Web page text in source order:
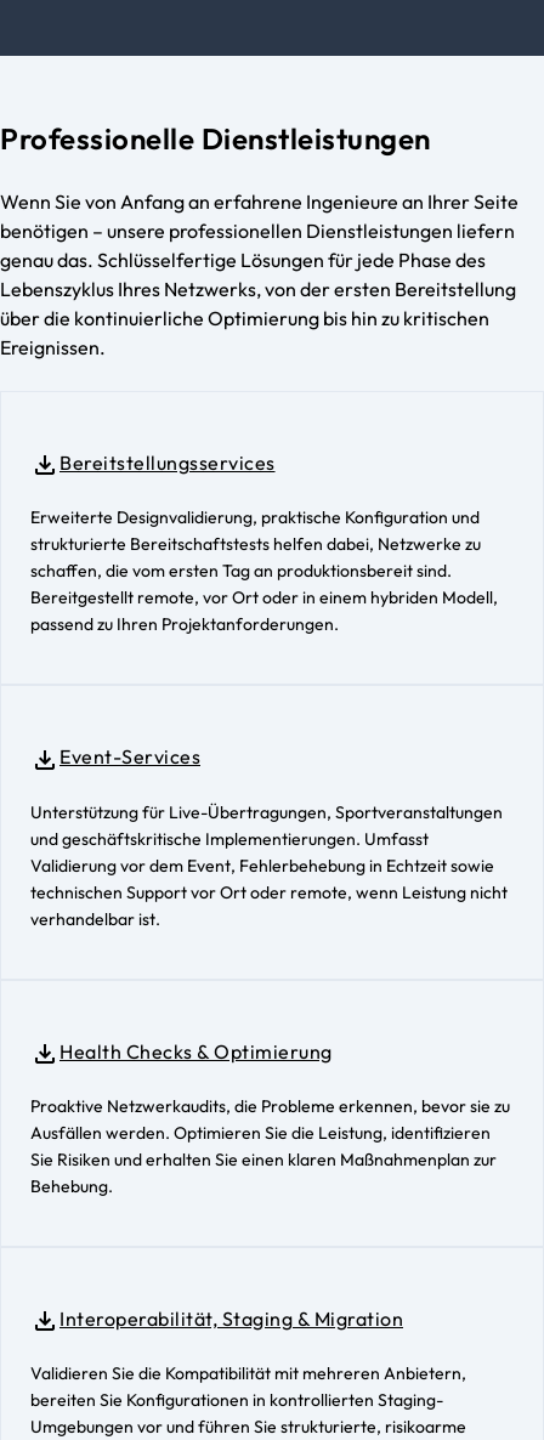
Professionelle Dienstleistungen
Wenn Sie von Anfang an erfahrene Ingenieure an Ihrer Seite
benötigen – unsere professionellen Dienstleistungen liefern
genau das. Schlüsselfertige Lösungen für jede Phase des
Lebenszyklus Ihres Netzwerks, von der ersten Bereitstellung
über die kontinuierliche Optimierung bis hin zu kritischen
Ereignissen.
Bereitstellungsservices
Erweiterte Designvalidierung, praktische Konfiguration und
strukturierte Bereitschaftstests helfen dabei, Netzwerke zu
schaffen, die vom ersten Tag an produktionsbereit sind.
Bereitgestellt remote, vor Ort oder in einem hybriden Modell,
passend zu Ihren Projektanforderungen.
Event-Services
Unterstützung für Live-Übertragungen, Sportveranstaltungen
und geschäftskritische Implementierungen. Umfasst
Validierung vor dem Event, Fehlerbehebung in Echtzeit sowie
technischen Support vor Ort oder remote, wenn Leistung nicht
verhandelbar ist.
Health Checks & Optimierung
Proaktive Netzwerkaudits, die Probleme erkennen, bevor sie zu
Ausfällen werden. Optimieren Sie die Leistung, identifizieren
Sie Risiken und erhalten Sie einen klaren Maßnahmenplan zur
Behebung.
Interoperabilität, Staging & Migration
Validieren Sie die Kompatibilität mit mehreren Anbietern,
bereiten Sie Konfigurationen in kontrollierten Staging-
Umgebungen vor und führen Sie strukturierte, risikoarme